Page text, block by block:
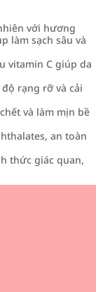
với hương
làm sạch sâu và
vitamin C giúp da
rạng rỡ và cải
và làm mịn bề
an toàn
thức giác quan,